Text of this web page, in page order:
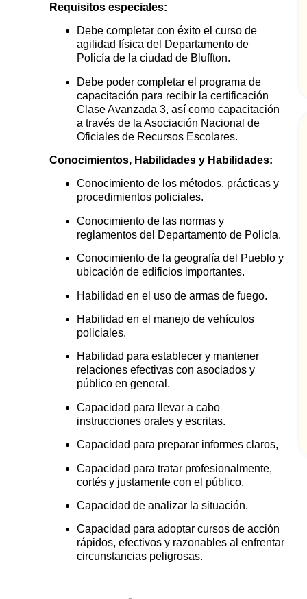
Requisitos especiales:
Debe completar con éxito el curso de
agilidad física del Departamento de
Policía de la ciudad de Bluffton.
Debe poder completar el programa de
capacitación para recibir la certificación
Clase Avanzada 3, así como capacitación
a través de la Asociación Nacional de
Oficiales de Recursos Escolares.
Conocimientos, Habilidades y Habilidades:
Conocimiento de los métodos, prácticas y
procedimientos policiales.
Conocimiento de las normas y
reglamentos del Departamento de Policía.
Conocimiento de la geografía del Pueblo y
ubicación de edificios importantes.
Habilidad en el uso de armas de fuego.
Habilidad en el manejo de vehículos
policiales.
Habilidad para establecer y mantener
relaciones efectivas con asociados y
público en general.
Capacidad para llevar a cabo
instrucciones orales y escritas.
Capacidad para preparar informes claros,
Capacidad para tratar profesionalmente,
cortés y justamente con el público.
Capacidad de analizar la situación.
Capacidad para adoptar cursos de acción
rápidos, efectivos y razonables al enfrentar
circunstancias peligrosas.